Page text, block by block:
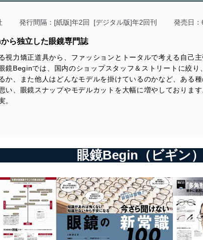
発行間隔：[紙版]年2回 [デジタル版]年2回刊 発売日
ら独立した眼鏡専門誌
視力矯正道具から、ファッションとトータルで考える自己
鏡Beginでは、国内のショップスタッフ＆ストリートに絞
か、また他人はどんなモデルを掛けているのかなど、ある
い、眼鏡スナップやモデルカットを大幅に増やしておりま
。
眼鏡Begin（ビギン